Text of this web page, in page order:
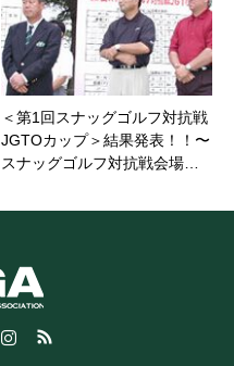
＜第1回スナッグゴルフ対抗戦
JGTOカップ＞結果発表！！〜
スナッグゴルフ対抗戦会場…